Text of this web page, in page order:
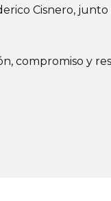
Cisnero,
compromiso y